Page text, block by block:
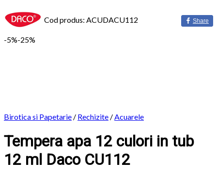
Cod produs: ACUDACU112 Share
-5%-25%
Birotica si Papetarie / Rechizite /Acuarele
Tempera apa 12 culori in tub
12 ml Daco CU112